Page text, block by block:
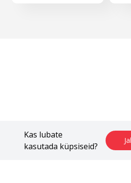
Kas lubate
kasutada küpsiseid?